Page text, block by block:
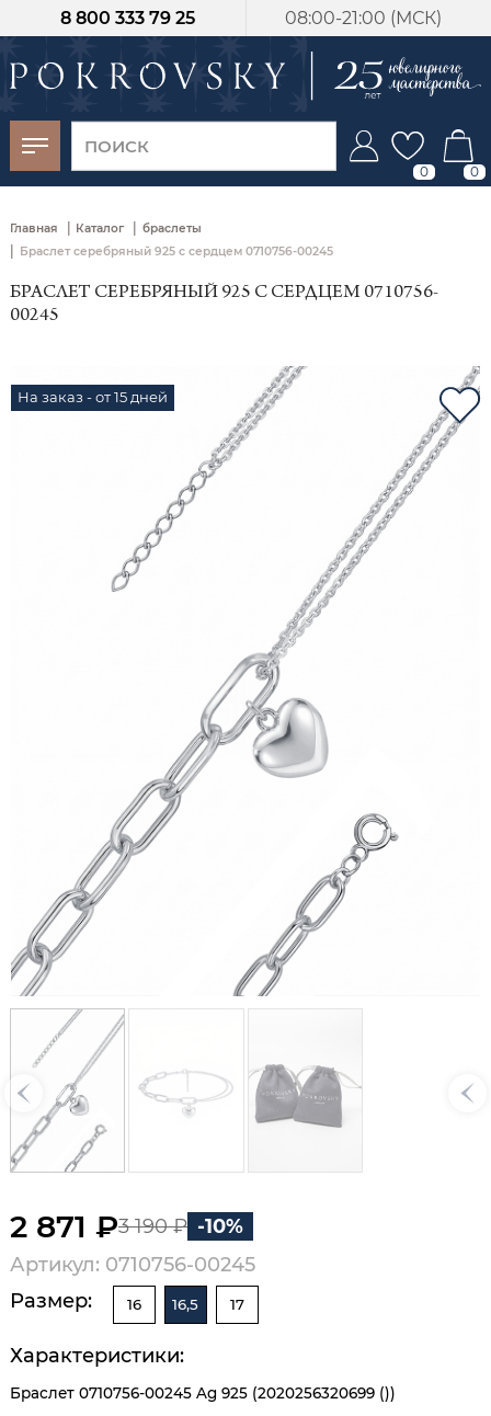
08:00-21:00 (МСК)
8 800 333 79 25
0 0
Главная | Каталог | браслеты
| Браслет серебряный 925 с сердцем 0710756-00245
БРАСЛЕТ СЕРЕБРЯНЫЙ 925 С СЕРДЦЕМ 0710756-
00245
На заказ - от 15 дней
2 871 ₽3 190 ₽ -10%
Артикул: 0710756-00245
Размер:
16 16,5 17
Характеристики:
Браслет 0710756-00245 Ag 925 (2020256320699 ())
-30%
от 15 дней с
момента оплаты